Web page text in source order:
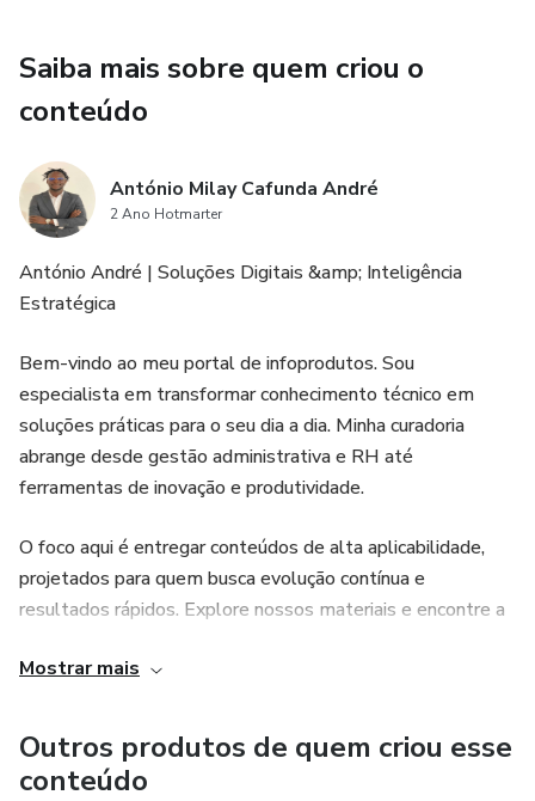
Saiba mais sobre quem criou o
conteúdo
António Milay Cafunda André
2 Ano Hotmarter
António André | Soluções Digitais &amp; Inteligência
Estratégica
Bem-vindo ao meu portal de infoprodutos. Sou
especialista em transformar conhecimento técnico em
soluções práticas para o seu dia a dia. Minha curadoria
abrange desde gestão administrativa e RH até
ferramentas de inovação e produtividade.
O foco aqui é entregar conteúdos de alta aplicabilidade,
projetados para quem busca evolução contínua e
resultados rápidos. Explore nossos materiais e encontre a
carreira. Vamos avançar!
Mostrar mais
Outros produtos de quem criou esse
conteúdo